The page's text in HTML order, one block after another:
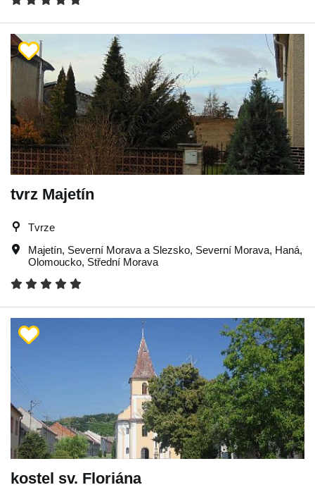
tvrz Majetín
Tvrze
Majetín, Severní Morava a Slezsko, Severní Morava, Haná,
Olomoucko, Střední Morava
kostel sv. Floriána